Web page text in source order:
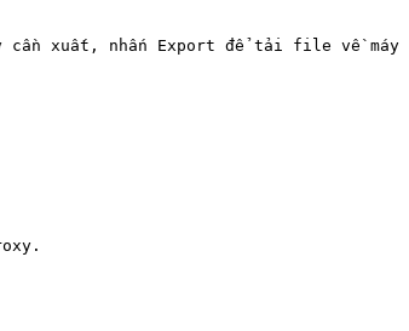
cần xuất, nhấn Export để tải file về máy